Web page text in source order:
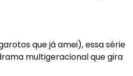
que já amei), essa série
multigeracional que gira